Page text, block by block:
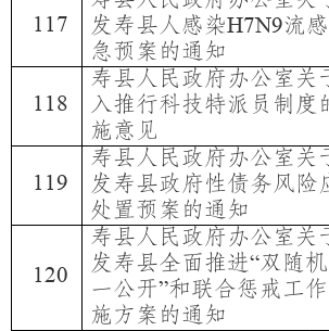
117
发寿县人感染H7N9流
急预案的通知
118
寿县人民政府办公室关
入推行科技特派员制度
施意见
119
寿县人民政府办公室关
发寿县政府性债务风险
处置预案的通知
120
寿县人民政府办公室关
发寿县全面推进“双随机
一公开”和联合惩戒工
施方案的通知